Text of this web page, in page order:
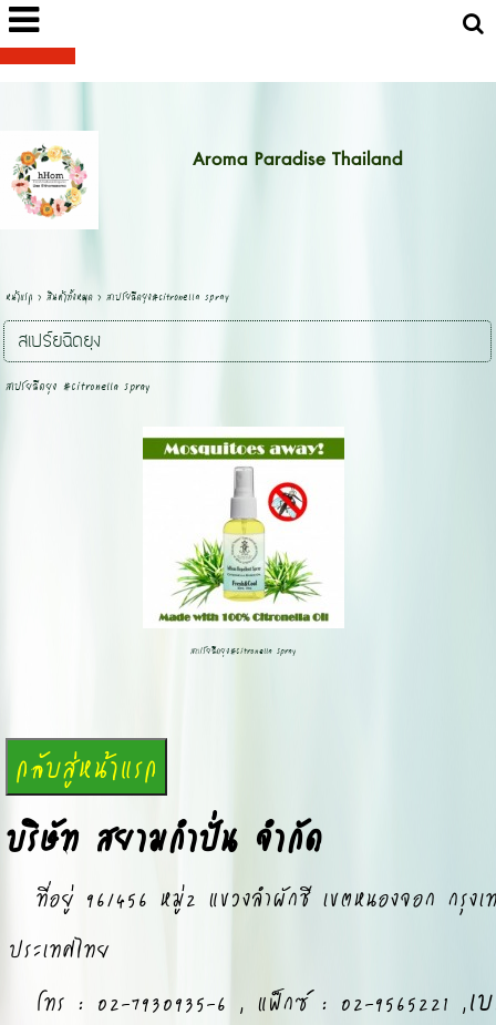
Aroma Paradise Thailand
หน้าแรก > สินค้าทั้งหมด> สเปร์ยฉีดยุง#Citronella Spray
สเปร์ยฉีดยุง
สเปร์ยฉีดยุง #Citronella Spray
สเปร์ยฉีดยุง#Citronella Spray
บริษัท สยามกำปั่น จำกัด
ที่อยู่ 96/456 หมู่2 แขวงลำผักชี เขตหนองจอก กรุงเ
ประเทศไทย
โทร : 02-7930935-6 , แฟ็กซ์ : 02-9565221 ,เ